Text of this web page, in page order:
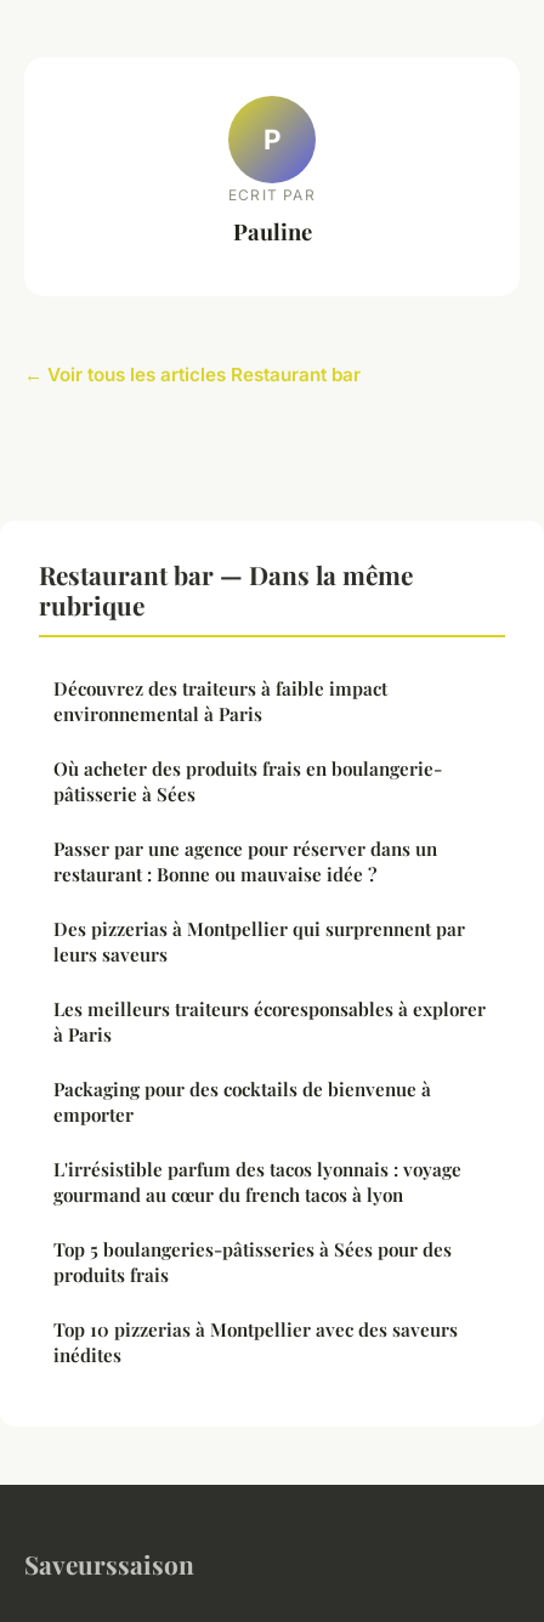
P
ECRIT PAR
Pauline
← Voir tous les articles Restaurant bar
Restaurant bar — Dans la même
rubrique
Découvrez des traiteurs à faible impact
environnemental à Paris
Où acheter des produits frais en boulangerie-
pâtisserie à Sées
Passer par une agence pour réserver dans un
restaurant : Bonne ou mauvaise idée ?
Des pizzerias à Montpellier qui surprennent par
leurs saveurs
Les meilleurs traiteurs écoresponsables à explorer
à Paris
Packaging pour des cocktails de bienvenue à
emporter
L'irrésistible parfum des tacos lyonnais : voyage
gourmand au cœur du french tacos à lyon
Top 5 boulangeries-pâtisseries à Sées pour des
produits frais
Top 10 pizzerias à Montpellier avec des saveurs
inédites
Saveurssaison